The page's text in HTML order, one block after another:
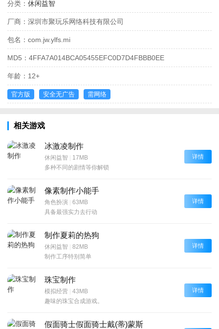
分类： 休闲益智
厂商： 深圳市聚玩乐网络科技有限公司
包名： com.jw.ylfs.mi
MD5： 4FFA7A014BCA05455EFC0D7D4FBBB0EE
年龄： 12+
官方版 安全无广告 需网络
相关游戏
冰激凌制作
休闲益智 | 17MB
多种不同的剧情等你解锁
详情
像素制作小能手
角色扮演 | 63MB
具备最强实力去行动
详情
制作夏莉的热狗
休闲益智 | 82MB
制作工序特别简单
详情
珠宝制作
模拟经营 | 43MB
趣味的珠宝合成游戏。
详情
假面骑士假面骑士戴(蒂)蒙斯